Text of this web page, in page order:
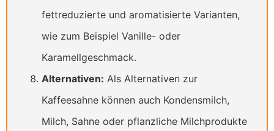
fettreduzierte und aromatisierte Varianten,
wie zum Beispiel Vanille- oder
Karamellgeschmack.
Alternativen: Als Alternativen zur
Kaffeesahne können auch Kondensmilch,
Milch, Sahne oder pflanzliche Milchprodukte